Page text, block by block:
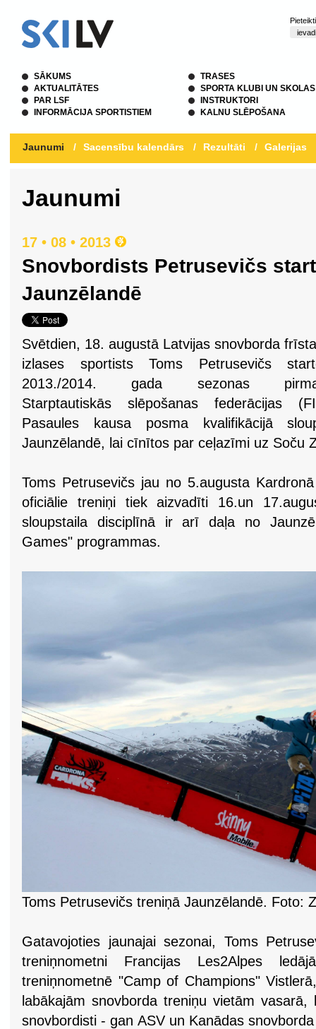
SĀKUMS
AKTUALITĀTES
PAR LSF
INFORMĀCIJA SPORTISTIEM
TRASES
SPORTA KLUBI UN SKOLAS
INSTRUKTORI
KALNU SLĒPOŠANA
Jaunumi / Sacensību kalendārs / Rezultāti / Galerijas
Jaunumi
17 • 08 • 2013
Snovbordists Petrusevičs
Jaunzēlandē
Svētdien, 18. augustā Latvijas snovborda
izlases sportists Toms Petrusevičs
2013./2014. gada sezonas
Starptautiskās slēpošanas federācijas
Pasaules kausa posma kvalifikācijā
Jaunzēlandē, lai cīnītos par ceļazīmi uz Soču
Toms Petrusevičs jau no 5.augusta
oficiālie treniņi tiek aizvadīti 16.un
sloupstaila disciplīnā ir arī daļa no
Games" programmas.
Toms Petrusevičs treniņā Jaunzēlandē. Foto:
Gatavojoties jaunajai sezonai, Toms
treniņnometni Francijas Les2Alpes
treniņnometnē "Camp of Champions"
labākajām snovborda treniņu vietām
snovbordisti - gan ASV un Kanādas